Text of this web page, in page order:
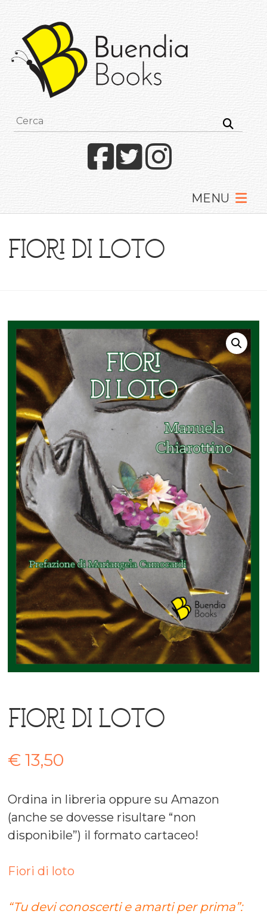
Buendia
Books
ali
Facebook
Twitter
Fiori di loto
Fiori di loto
€ 13,50
Ordina in libreria oppure su Amazon
(anche se dovesse risultare “non
disponibile”) il formato cartaceo!
Fiori di loto
“Tu devi conoscerti e amarti per prima”: